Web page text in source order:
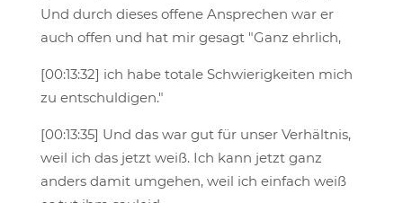
Und durch dieses offene Ansprechen war er
auch offen und hat mir gesagt "Ganz ehrlich,
[00:13:32] ich habe totale Schwierigkeiten mich
zu entschuldigen."
[00:13:35] Und das war gut für unser Verhältnis,
weil ich das jetzt weiß. Ich kann jetzt ganz
anders damit umgehen, weil ich einfach weiß